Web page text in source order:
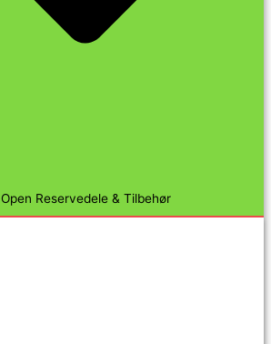
Open Reservedele & Tilbehør